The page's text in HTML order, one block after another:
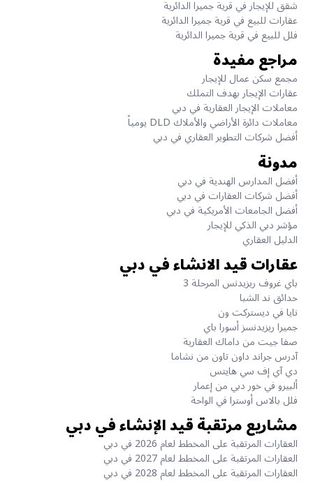
شقق للإيجار في قرية جميرا الدائرية
عقارات للبيع في قرية جميرا الدائرية
فلل للبيع في قرية جميرا الدائرية
مراجع مفيدة
مجمع سكن عمال للإيجار
عقارات الإيجار بهدف التملك
معاملات الإيجار العقارية في دبي
معاملات دائرة الأراضي والأملاك DLD يومياً
أفضل شركات التطوير العقاري في دبي
مدونة
أفضل المدارس الهندية في دبي
أفضل شركات العقارات في دبي
أفضل الجامعات الأمريكية في دبي
مؤشر دبي الذكي للإيجار
الدليل العقاري
عقارات قيد الانشاء في دبي
باي غروف ريزيدنس المرحلة 3
حدائق ند الشبا
نايا في ديستركت ون
جميرا ريزيدنسز أسورا باي
صفا جيت من داماك العقارية
آدرس جراند داون تاون من نشاما
دي آي إف سي هايتس
ألبيرو في خور دبي من إعمار
فلل بالاس أوسترا في الواحة
مشاريع مرتقبة قيد الإنشاء في دبي
العقارات المرتقبة على المخطط لعام 2026 في دبي
العقارات المرتقبة على المخطط لعام 2027 في دبي
العقارات المرتقبة على المخطط لعام 2028 في دبي